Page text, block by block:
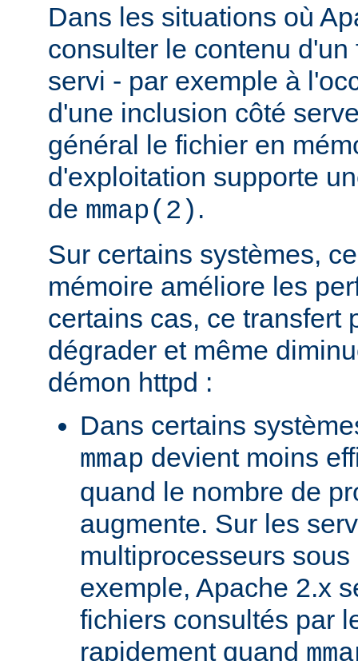
Dans les situations où
consulter le contenu
servi - par exemple à
d'une inclusion côté
général le fichier en
d'exploitation supporte
de mmap(2) .
Sur certains systèmes,
mémoire améliore les
certains cas, ce transfert
dégrader et même
démon httpd :
Dans certains
mmap devient moins
quand le nombre de
augmente. Sur les
multiprocesseurs
exemple, Apache 2.x
fichiers consultés par
rapidement quand